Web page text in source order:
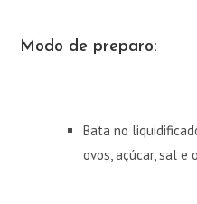
Modo de preparo:
Bata no
ovos, açúcar, sal e